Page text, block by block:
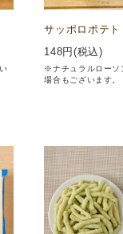
サッポロポテ
148円(税込)
※ナチュラルローソ
場合もございます。